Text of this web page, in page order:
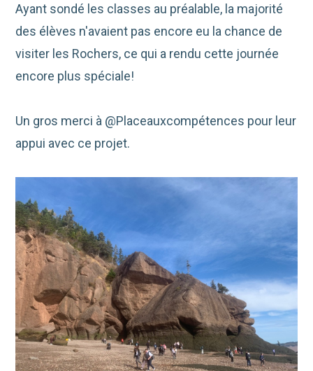
Ayant sondé les classes au préalable, la majorité
des élèves n'avaient pas encore eu la chance de
visiter les Rochers, ce qui a rendu cette journée
encore plus spéciale!
Un gros merci à @Placeauxcompétences pour leur
appui avec ce projet.